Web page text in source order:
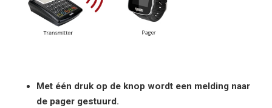
Met één druk op de knop wordt een melding naar
de pager gestuurd.